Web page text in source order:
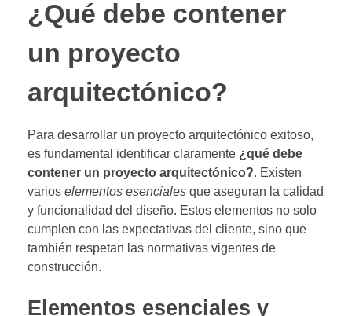
¿Qué debe contener
un proyecto
arquitectónico?
Para desarrollar un proyecto arquitectónico exitoso,
es fundamental identificar claramente ¿qué debe
contener un proyecto arquitectónico?. Existen
varios elementos esenciales que aseguran la calidad
y funcionalidad del diseño. Estos elementos no solo
cumplen con las expectativas del cliente, sino que
también respetan las normativas vigentes de
construcción.
Elementos esenciales y